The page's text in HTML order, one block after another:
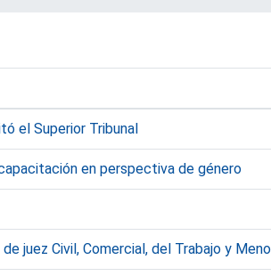
el Superior Tribunal
en perspectiva de género
juez Civil, Comercial, del Trabajo y